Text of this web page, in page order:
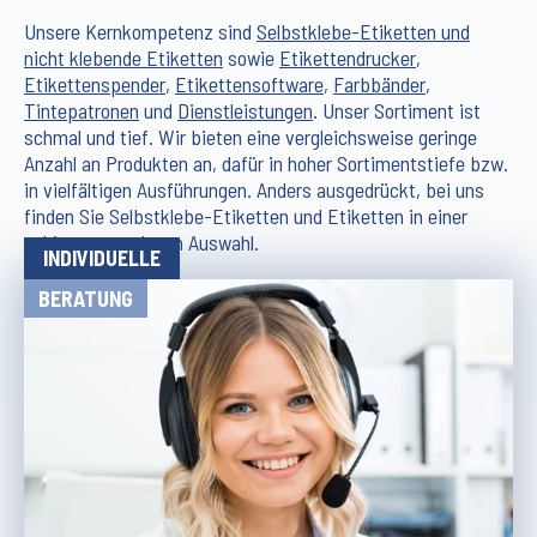
Unsere Kernkompetenz sind Selbstklebe-Etiketten und
nicht klebende Etiketten sowie Etikettendrucker,
Etikettenspender, Etikettensoftware, Farbbänder,
Tintepatronen und Dienstleistungen. Unser Sortiment ist
schmal und tief. Wir bieten eine vergleichsweise geringe
Anzahl an Produkten an, dafür in hoher Sortimentstiefe bzw.
in vielfältigen Ausführungen. Anders ausgedrückt, bei uns
finden Sie Selbstklebe-Etiketten und Etiketten in einer
schier grenzenlosen Auswahl.
INDIVIDUELLE
BERATUNG